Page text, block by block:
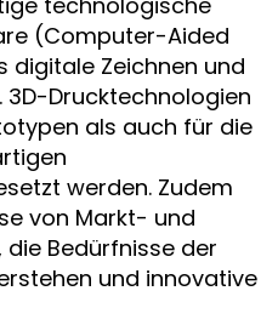
(Computer-Aided
digitale Zeichnen und
3D-Drucktechnologien
als auch für die
werden. Zudem
von Markt- und
Bedürfnisse der
und innovative